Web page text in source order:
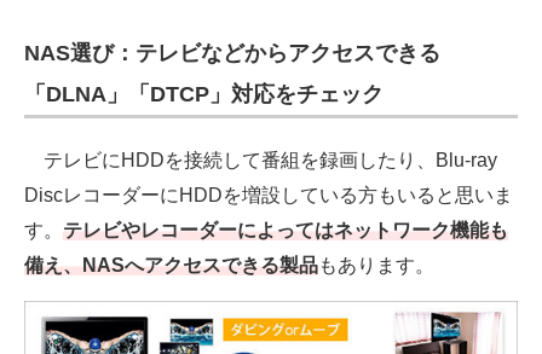
NAS選び：テレビなどからアクセスできる
「DLNA」「DTCP」対応をチェック
テレビにHDDを接続して番組を録画したり、Blu-ray
DiscレコーダーにHDDを増設している方もいると思いま
す。 テレビやレコーダーによってはネットワーク機能も
備え、NASへアクセスできる製品もあります。